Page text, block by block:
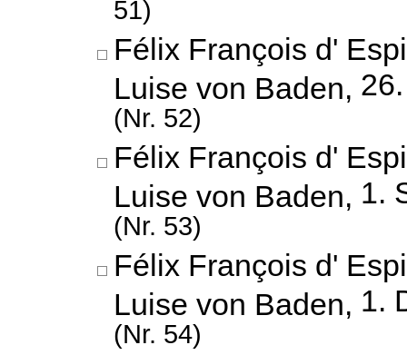
51)
Félix François d'
Luise von Baden,
(Nr. 52)
Félix François d'
Luise von Baden, 1.
(Nr. 53)
Félix François d'
Luise von Baden, 1.
(Nr. 54)